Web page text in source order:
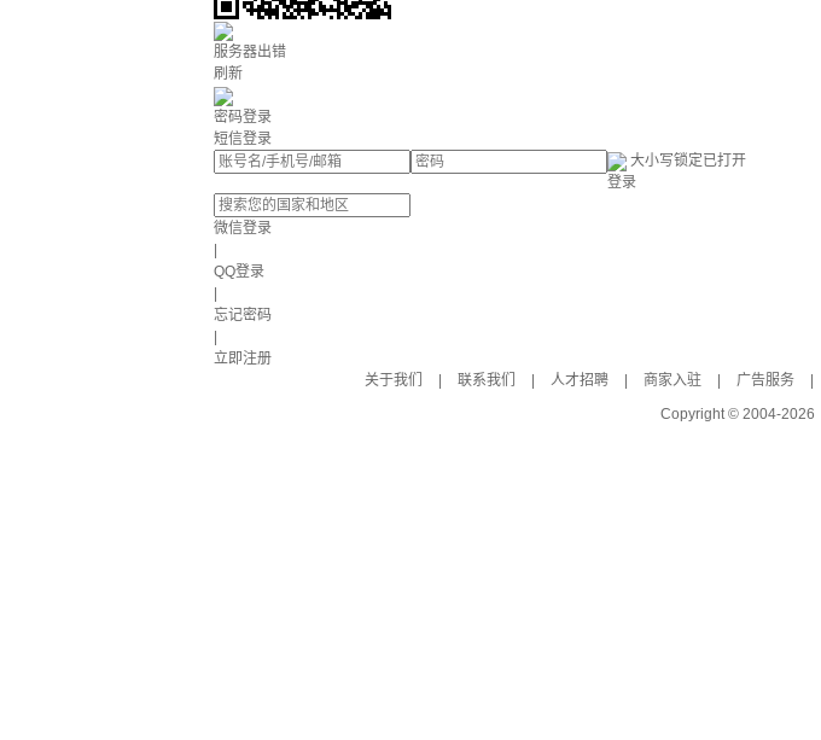
服务器出错
刷新
密码登录
短信登录
大小写锁定已打开
登录
微信登录
QQ登录
忘记密码
立即注册
关于我们
联系我们 人才招聘 商家入驻 广告服务
Copyright © 2004-2026